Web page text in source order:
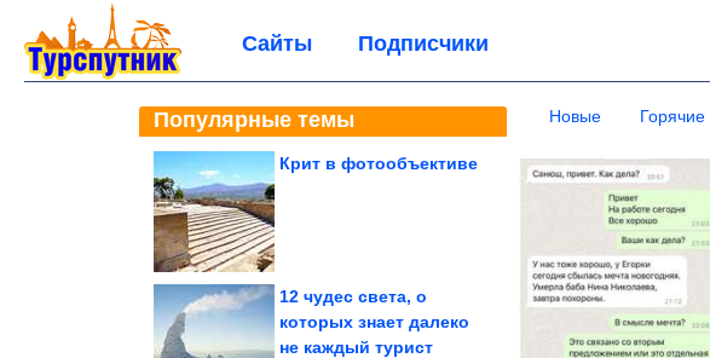
Сайты Подписчики
Популярные темы
Крит в фотообъективе
12 чудес света, о
которых знает далеко
не каждый турист
Новые Горячие